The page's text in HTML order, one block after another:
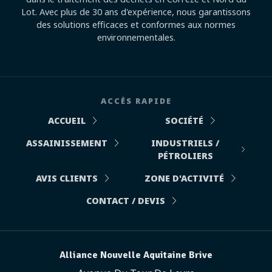
Lot. Avec plus de 30 ans d'expérience, nous garantissons
des solutions efficaces et conformes aux normes
environnementales.
ACCÈS RAPIDE
ACCUEIL
SOCIÉTÉ
ASSAINISSEMENT
INDUSTRIELS /
PÉTROLIERS
AVIS CLIENTS
ZONE D'ACTIVITÉ
CONTACT / DEVIS
Alliance Nouvelle Aquitaine Brive